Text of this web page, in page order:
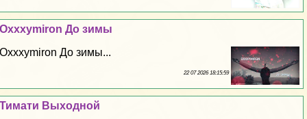
Oxxxymiron До зимы
Oxxxymiron До зимы...
22 07 2026 18:15:59
Тимати Выходной